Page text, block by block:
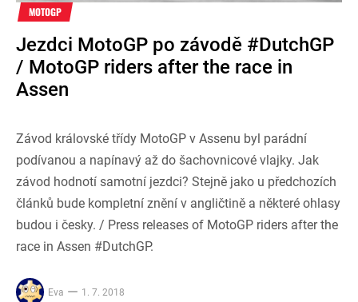
MOTOGP
Jezdci MotoGP po závodě #DutchGP
/ MotoGP riders after the race in
Assen
Závod královské třídy MotoGP v Assenu byl parádní
podívanou a napínavý až do šachovnicové vlajky. Jak
závod hodnotí samotní jezdci? Stejně jako u předchozích
článků bude kompletní znění v angličtině a některé ohlasy
budou i česky. / Press releases of MotoGP riders after the
race in Assen #DutchGP.
Eva 1. 7. 2018